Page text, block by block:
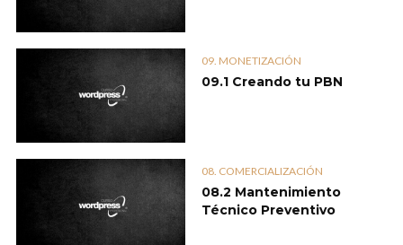
09. MONETIZACIÓN
09.1 Creando tu PBN
08. COMERCIALIZACIÓN
08.2 Mantenimiento
Técnico Preventivo